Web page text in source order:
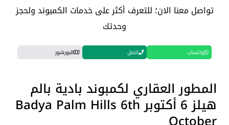
تواصل معنا الان؛ للتعرف أكثر على خدمات الكمبوند ولحجز
وحدتك
واتساب اتصل البورشور
المطور العقاري لكمبوند بادية بالم
هيلز 6 أكتوبر Badya Palm Hills 6th